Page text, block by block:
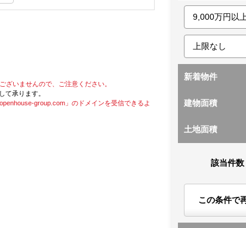
ざいませんので、ご注意ください。
て承ります。
group.com」のドメインを受信できるよ
新着物件
建物面積
土地面積
該当件数
この条件で